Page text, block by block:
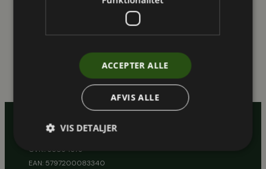
Vi følger op 1. april i København og vi glæder os
Foto: Max Rosborg
CVR.: 35894373
EAN: 5797200083340
ACCEPTER ALLE
AFVIS ALLE
VIS DETALJER